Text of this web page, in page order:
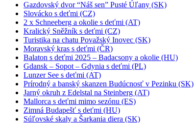
Gazdovský dvor “Náš sen” Pusté Úľany (SK)
Slovácko s deťmi (CZ)
2 x Schneeberg a okolie s deťmi (AT)
Kralický Sněžník s deťmi (CZ)
Turistika na chatu Považský Inovec (SK)
Moravský kras s deťmi (ČR)
Balaton s deťmi 2025 – Badacsony a okolie (HU)
Gdansk – Sopot – Gdynia s deťmi (PL)
Lunzer See s deťmi (AT)
Prírodný a banský skanzen Budúcnosť v Pezinku (SK)
Jarný okruh z Edelstal na Steinberg (AT)
Mallorca s deťmi mimo sezónu (ES)
Zimná Budapešť s deťmi (HU)
Súľovské skaly a Šarkania diera (SK)